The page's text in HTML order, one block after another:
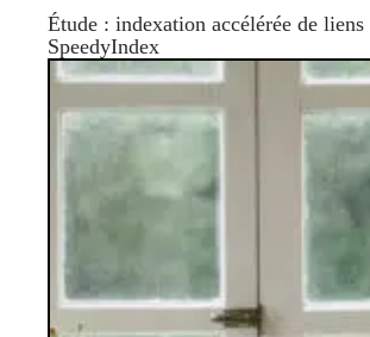
Étude : indexation accélérée de liens
SpeedyIndex